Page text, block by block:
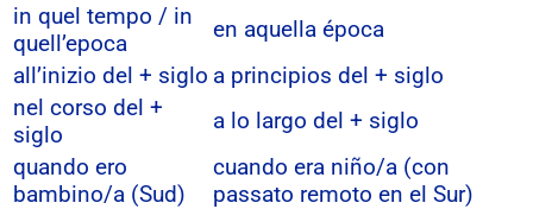
in quel tempo / in
quell’epoca
en aquella época
all’inizio del + siglo a principios del + siglo
nel corso del +
siglo
a lo largo del + siglo
quando ero
bambino/a (Sud)
cuando era niño/a (con
passato remoto en el Sur)